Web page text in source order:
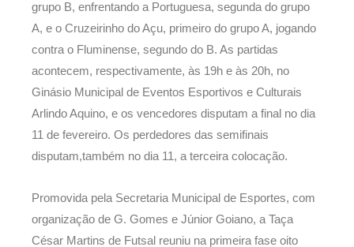
grupo B, enfrentando a Portuguesa, segunda do grupo
A, e o Cruzeirinho do Açu, primeiro do grupo A, jogando
contra o Fluminense, segundo do B. As partidas
acontecem, respectivamente, às 19h e às 20h, no
Ginásio Municipal de Eventos Esportivos e Culturais
Arlindo Aquino, e os vencedores disputam a final no dia
11 de fevereiro. Os perdedores das semifinais
disputam,também no dia 11, a terceira colocação.
Promovida pela Secretaria Municipal de Esportes, com
organização de G. Gomes e Júnior Goiano, a Taça
César Martins de Futsal reuniu na primeira fase oito